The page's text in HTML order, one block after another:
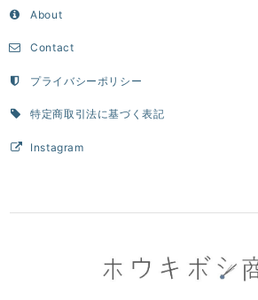
About
Contact
プライバシーポリシー
特定商取引法に基づく表記
Instagram